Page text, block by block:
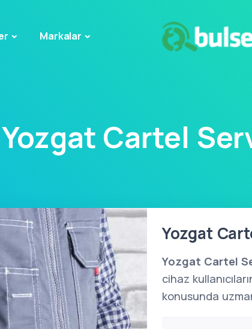
Markalar
Yozgat Cartel
Yozgat
Yozgat Cartel
cihaz
konusunda